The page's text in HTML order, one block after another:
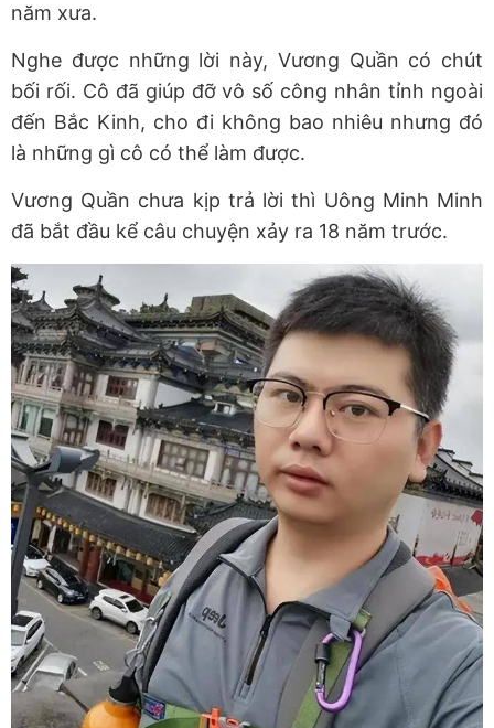
năm xưa.
Nghe được những lời này, Vương Quần có chút
bối rối. Cô đã giúp đỡ vô số công nhân tỉnh ngoài
đến Bắc Kinh, cho đi không bao nhiêu nhưng đó
là những gì cô có thể làm được.
Vương Quần chưa kịp trả lời thì Uông Minh Minh
đã bắt đầu kể câu chuyện xảy ra 18 năm trước.